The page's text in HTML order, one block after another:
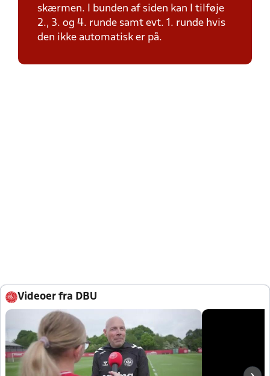
skærmen. I bunden af siden kan I tilføje
2., 3. og 4. runde samt evt. 1. runde hvis
den ikke automatisk er på.
Videoer fra DBU